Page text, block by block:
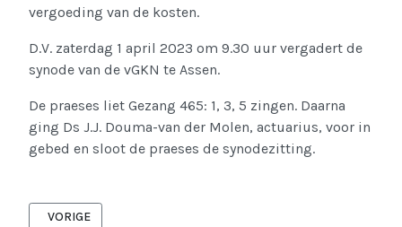
vergoeding van de kosten.
D.V. zaterdag 1 april 2023 om 9.30 uur vergadert de
synode van de vGKN te Assen.
De praeses liet Gezang 465: 1, 3, 5 zingen. Daarna
ging Ds J.J. Douma-van der Molen, actuarius, voor in
gebed en sloot de praeses de synodezitting.
VORIG ARTIKEL: KORT VERSLAG VAN DE VOORJAARSZITTING
VORIGE